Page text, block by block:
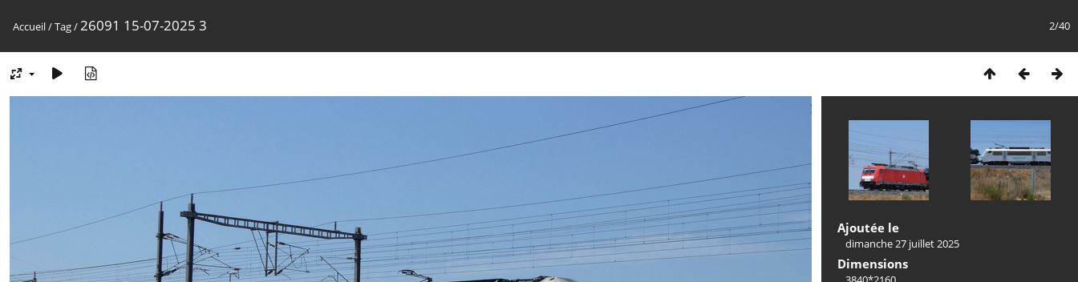
2/40
Accueil/Tag/26091 15-07-2025 3
Ajoutée le
dimanche 27 juillet 2025
Dimensions